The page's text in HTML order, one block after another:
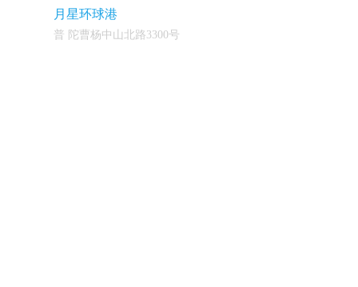
月星环球港
普 陀曹杨中山北路3300号